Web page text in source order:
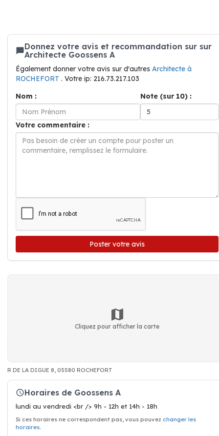
Donnez votre avis et recommandation sur sur
Architecte Goossens A
Également donner votre avis sur d'autres Architecte à
ROCHEFORT . Votre ip: 216.73.217.103
Nom :
Note (sur 10) :
Votre commentaire :
Poster votre avis
Cliquez pour afficher la carte
R DE LA DIGUE 8, 05580 ROCHEFORT
Horaires de Goossens A
lundi au vendredi <br /> 9h - 12h et 14h - 18h
Si ces horaires ne correspondent pas, vous pouvez changer les
horaires.